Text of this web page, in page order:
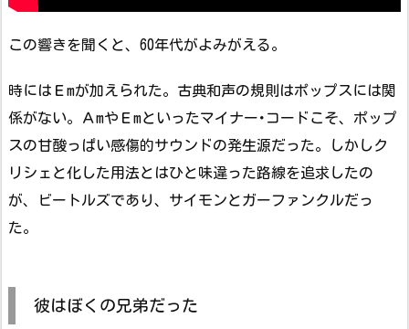
この響きを聞くと、60年代がよみがえる。
時にはＥmが加えられた。古典和声の規則はポップスには関
係がない。ＡmやＥmといったマイナー･コードこそ、ポップ
スの甘酸っぱい感傷的サウンドの発生源だった。しかしク
リシェと化した用法とはひと味違った路線を追求したの
が、ビートルズであり、サイモンとガーファンクルだっ
た。
彼はぼくの兄弟だった